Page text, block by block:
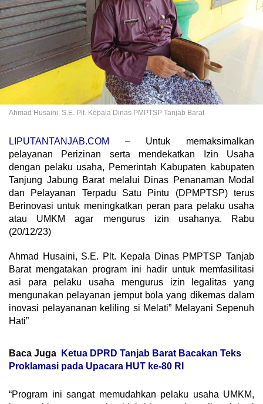
Ahmad Husaini, S.E. Plt. Kepala Dinas PMPTSP Tanjab Barat
LIPUTANTANJAB.COM
– Untuk memaksimalkan
pelayanan Perizinan serta mendekatkan Izin Usaha
dengan pelaku usaha, Pemerintah Kabupaten kabupaten
Tanjung Jabung Barat melalui Dinas Penanaman Modal
dan Pelayanan Terpadu Satu Pintu (DPMPTSP) terus
Berinovasi untuk meningkatkan peran para pelaku usaha
atau UMKM agar mengurus izin usahanya. Rabu
(20/12/23)
Ahmad Husaini, S.E. Plt. Kepala Dinas PMPTSP Tanjab
Barat mengatakan program ini hadir untuk memfasilitasi
asi para pelaku usaha mengurus izin legalitas yang
mengunakan pelayanan jemput bola yang dikemas dalam
inovasi pelayananan keliling si Melati” Melayani Sepenuh
Hati”
Baca Juga
Ketua DPRD Tanjab Barat Bacakan Teks
Proklamasi pada Upacara HUT ke-80 RI
“Program ini sangat memudahkan pelaku usaha UMKM,